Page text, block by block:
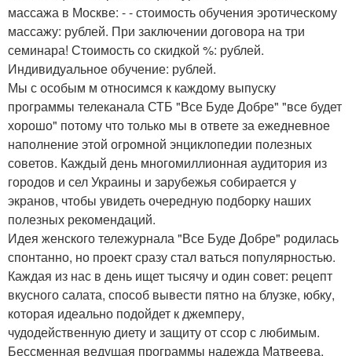
массажа в Москве: - - стоимость обучения эротическому
массажу: рублей. При заключении договора на три
семинара! Стоимость со скидкой %: рублей.
Индивидуальное обучение: рублей.
Мы с особым м относимся к каждому выпуску
программы телеканала СТБ "Все Буде Добре" "все будет
хорошо" потому что только мы в ответе за ежедневное
наполнение этой огромной энциклопедии полезных
советов. Каждый день многомиллионная аудитория из
городов и сел Украины и зарубежья собирается у
экранов, чтобы увидеть очередную подборку наших
полезных рекомендаций.
Идея женского тележурнала "Все Буде Добре" родилась
спонтанно, но проект сразу стал ваться популярностью.
Каждая из нас в день ищет тысячу и один совет: рецепт
вкусного салата, способ вывести пятно на блузке, юбку,
которая идеально подойдет к джемперу,
чудодейственную диету и защиту от ссор с любимым.
Бессменная ведущая программы надежда Матвеева,